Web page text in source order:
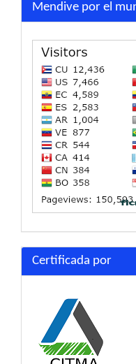
Mendive por el
Certificada por